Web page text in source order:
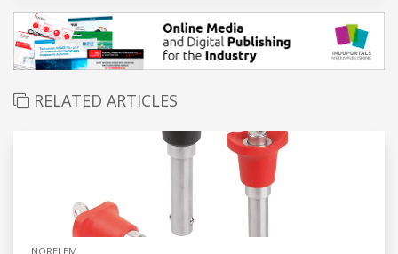
RELATED ARTICLES
NORELEM